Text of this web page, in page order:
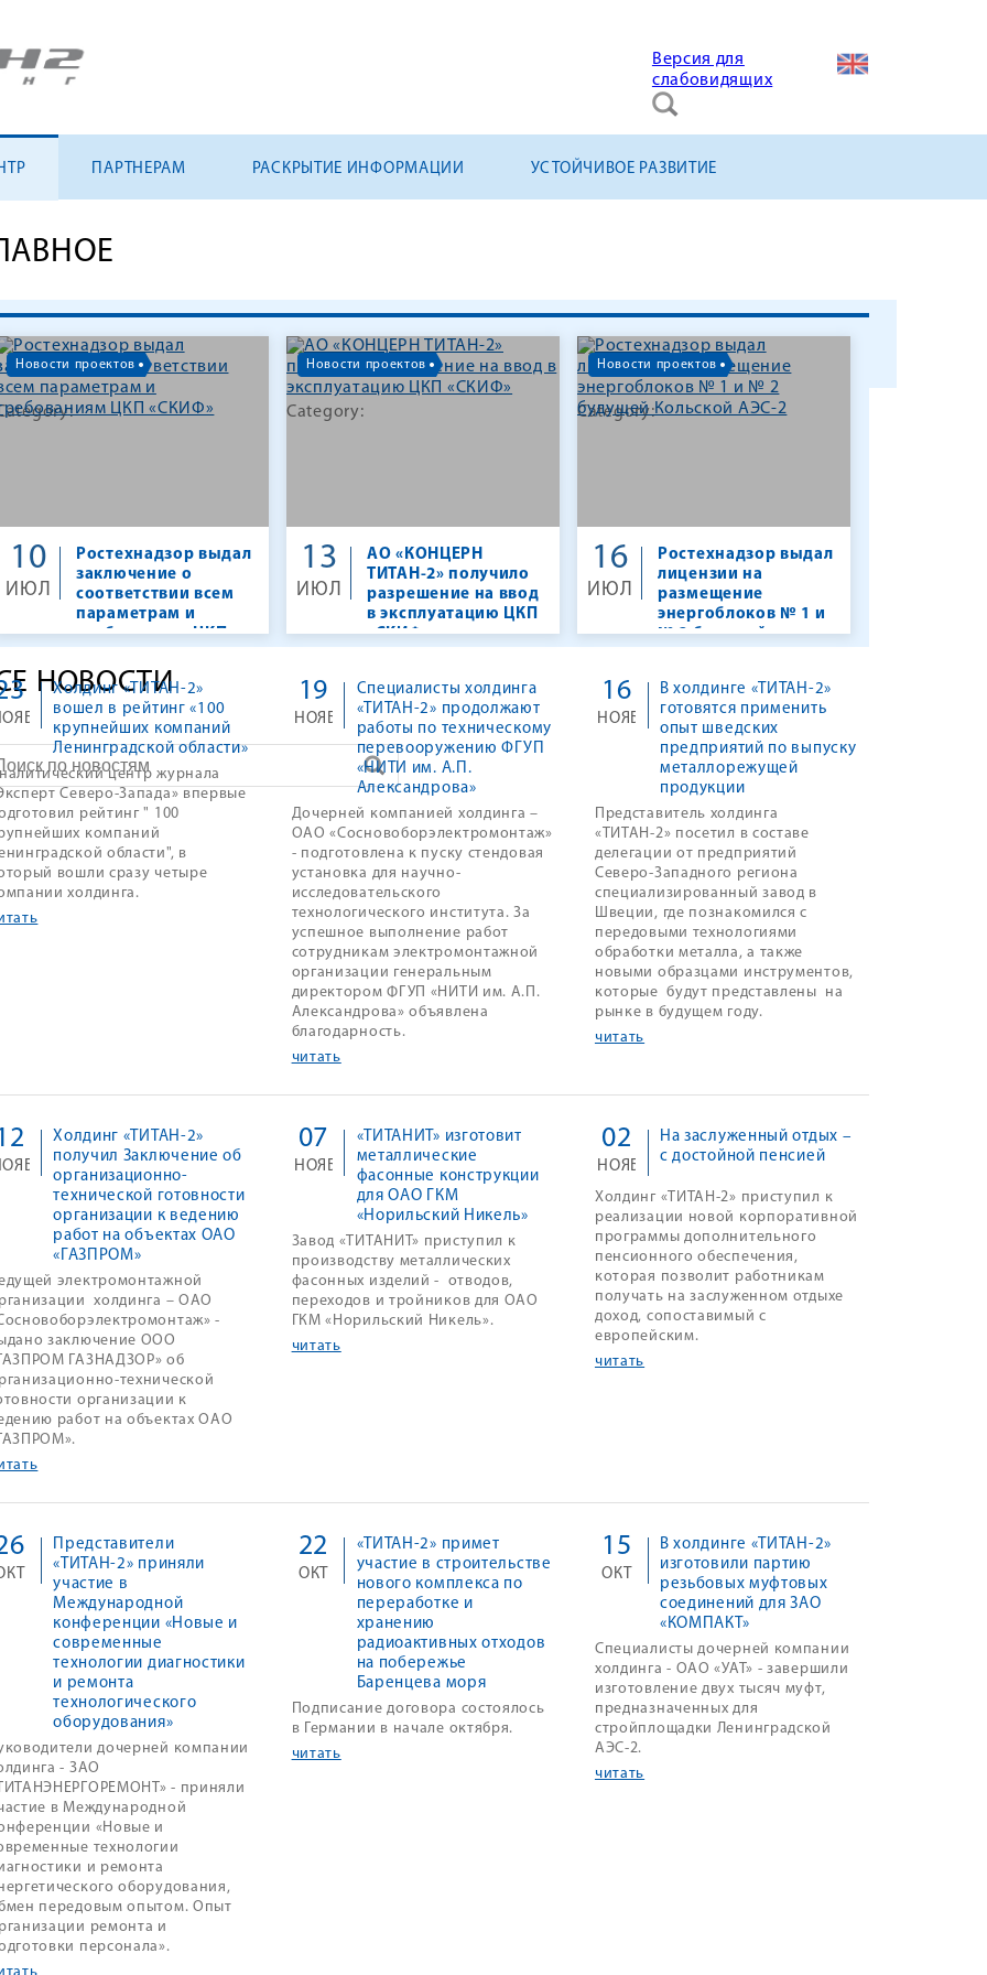
Версия для
слабовидящих
ПАРТНЕРАМ РАСКРЫТИЕ ИНФОРМАЦИИ УСТОЙЧИВОЕ РАЗВИТИЕ
Ростехнадзор выдал
заключение о
соответствии всем
параметрам и
требованиям ЦКП
10
ИЮЛ
Новости проектов
АО «КОНЦЕРН
ТИТАН-2» получило
разрешение на ввод
в эксплуатацию ЦКП
«СКИФ»
13
ИЮЛ
Category:
Новости проектов
Ростехнадзор выдал
лицензии на
размещение
энергоблоков № 1 и
№ 2 будущей
16
ИЮЛ
Category:
Новости проектов
НОВОСТИ
Холдинг «ТИТАН-2»
вошел в рейтинг «100
крупнейших компаний
Ленинградской области»
центр журнала
Северо-Запада» впервые
рейтинг " 100
компаний
области", в
вошли сразу четыре
холдинга.
Специалисты холдинга
«ТИТАН-2» продолжают
работы по техническому
перевооружению ФГУП
«НИТИ им. А.П.
Александрова»
19
НОЯБ
Дочерней компанией холдинга –
ОАО «Сосновоборэлектромонтаж»
- подготовлена к пуску стендовая
установка для научно-
исследовательского
технологического института. За
успешное выполнение работ
сотрудникам электромонтажной
организации генеральным
директором ФГУП «НИТИ им. А.П.
Александрова» объявлена
благодарность.
читать
В холдинге «ТИТАН-2»
готовятся применить
опыт шведских
предприятий по выпуску
металлорежущей
продукции
16
НОЯБ
Представитель холдинга
«ТИТАН-2» посетил в составе
делегации от предприятий
Северо-Западного региона
специализированный завод в
Швеции, где познакомился с
передовыми технологиями
обработки металла, а также
новыми образцами инструментов,
которые будут представлены на
рынке в будущем году.
читать
Холдинг «ТИТАН-2»
получил Заключение об
организационно-
технической готовности
организации к ведению
работ на объектах ОАО
«ГАЗПРОМ»
электромонтажной
холдинга – ОАО
-
заключение ООО
ГАЗНАДЗОР» об
технической
организации к
работ на объектах ОАО
«ТИТАНИТ» изготовит
металлические
фасонные конструкции
для ОАО ГКМ
«Норильский Никель»
07
НОЯБ
Завод «ТИТАНИТ» приступил к
производству металлических
фасонных изделий - отводов,
переходов и тройников для ОАО
ГКМ «Норильский Никель».
читать
На заслуженный отдых –
с достойной пенсией
02
НОЯБ
Холдинг «ТИТАН-2» приступил к
реализации новой корпоративной
программы дополнительного
пенсионного обеспечения,
которая позволит работникам
получать на заслуженном отдыхе
доход, сопоставимый с
европейским.
читать
Представители
«ТИТАН-2» приняли
участие в
Международной
конференции «Новые и
современные
технологии диагностики
и ремонта
технологического
оборудования»
дочерней компании
- ЗАО
- приняли
в Международной
«Новые и
технологии
и ремонта
оборудования,
передовым опытом. Опыт
ремонта и
персонала».
«ТИТАН-2» примет
участие в строительстве
нового комплекса по
переработке и
хранению
радиоактивных отходов
на побережье
Баренцева моря
22
ОКТ
Подписание договора состоялось
в Германии в начале октября.
читать
В холдинге «ТИТАН-2»
изготовили партию
резьбовых муфтовых
соединений для ЗАО
«КОМПАКТ»
15
ОКТ
Специалисты дочерней компании
холдинга - ОАО «УАТ» - завершили
изготовление двух тысяч муфт,
предназначенных для
стройплощадки Ленинградской
АЭС-2.
читать